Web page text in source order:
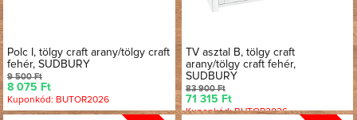
Polc I, tölgy craft arany/tölgy craft
fehér, SUDBURY
9 500 Ft
8 075 Ft
Kuponkód: BUTOR2026
TV asztal B, tölgy craft
arany/tölgy craft fehér,
SUDBURY
83 900 Ft
71 315 Ft
Kuponkód: BUTOR2026